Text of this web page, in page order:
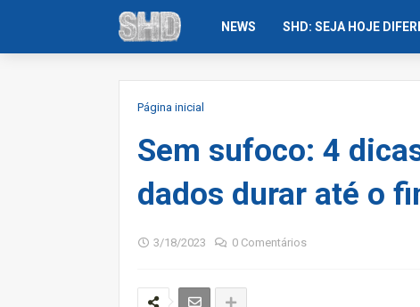
NEWS SHD: SEJA HOJE
Página inicial
Sem sufoco: 4
dados durar até o
3/18/2023 0 Comentários